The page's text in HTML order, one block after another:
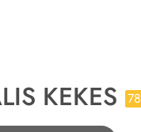
KEKES 78